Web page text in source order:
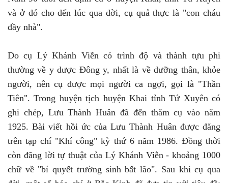
và ở đó cho đến lúc qua đời, cụ quả thực là "con cháu
đầy nhà".
Do cụ Lý Khánh Viễn có trình độ và thành tựu phi
thường về y dược Đông y, nhất là về dưỡng thân, khỏe
người, nên cụ được mọi người ca ngợi, gọi là "Thần
Tiên". Trong huyện tịch huyện Khai tỉnh Tứ Xuyên có
ghi chép, Lưu Thành Huân đã đến thăm cụ vào năm
1925. Bài viết hồi ức của Lưu Thành Huân được đăng
trên tạp chí "Khí công" kỳ thứ 6 năm 1986. Đồng thời
còn đăng lời tự thuật của Lý Khánh Viễn - khoảng 1000
chữ về "bí quyết trường sinh bất lão". Sau khi cụ qua